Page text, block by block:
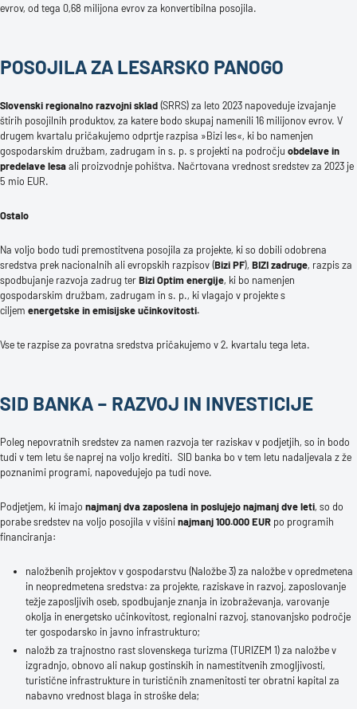
evrov, od tega 0,68 milijona evrov za konvertibilna posojila.
POSOJILA ZA LESARSKO PANOGO
Slovenski regionalno razvojni sklad(SRRS) za leto 2023 napoveduje izvajanje
štirih posojilnih produktov, za katere bodo skupaj namenili 16 milijonov evrov. V
drugem kvartalu pričakujemo odprtje razpisa »Bizi les«, ki bo namenjen
gospodarskim družbam, zadrugam in s. p. s projekti na področju obdelave in
predelave lesaali proizvodnje pohištva. Načrtovana vrednost sredstev za 2023 je
5 mio EUR.
Ostalo
Na voljo bodo tudi premostitvena posojila za projekte, ki so dobili odobrena
sredstva prek nacionalnih ali evropskih razpisov (Bizi PF), BIZI zadruge, razpis za
spodbujanje razvoja zadrug terBizi Optim energije, ki bo namenjen
gospodarskim družbam, zadrugam in s. p., ki vlagajo v projekte s
ciljem energetske in emisijske učinkovitosti.
Vse te razpise za povratna sredstva pričakujemo v 2. kvartalu tega leta.
SID BANKA – RAZVOJ IN INVESTICIJE
Poleg nepovratnih sredstev za namen razvoja ter raziskav v podjetjih, so in bodo
tudi v tem letu še naprej na voljo krediti. SID banka bo v tem letu nadaljevala z že
poznanimi programi, napovedujejo pa tudi nove.
Podjetjem, ki imajo najmanj dva zaposlena in poslujejo najmanj dve leti, so do
porabe sredstev na voljo posojila v višininajmanj 100.000 EUR po programih
financiranja:
naložbenih projektov v gospodarstvu (Naložbe 3) za naložbe v opredmetena
in neopredmetena sredstva: za projekte, raziskave in razvoj, zaposlovanje
težje zaposljivih oseb, spodbujanje znanja in izobraževanja, varovanje
okolja in energetsko učinkovitost, regionalni razvoj, stanovanjsko področje
ter gospodarsko in javno infrastrukturo;
naložb za trajnostno rast slovenskega turizma (TURIZEM 1) za naložbe v
izgradnjo, obnovo ali nakup gostinskih in namestitvenih zmogljivosti,
turistične infrastrukture in turističnih znamenitosti ter obratni kapital za
nabavno vrednost blaga in stroške dela;